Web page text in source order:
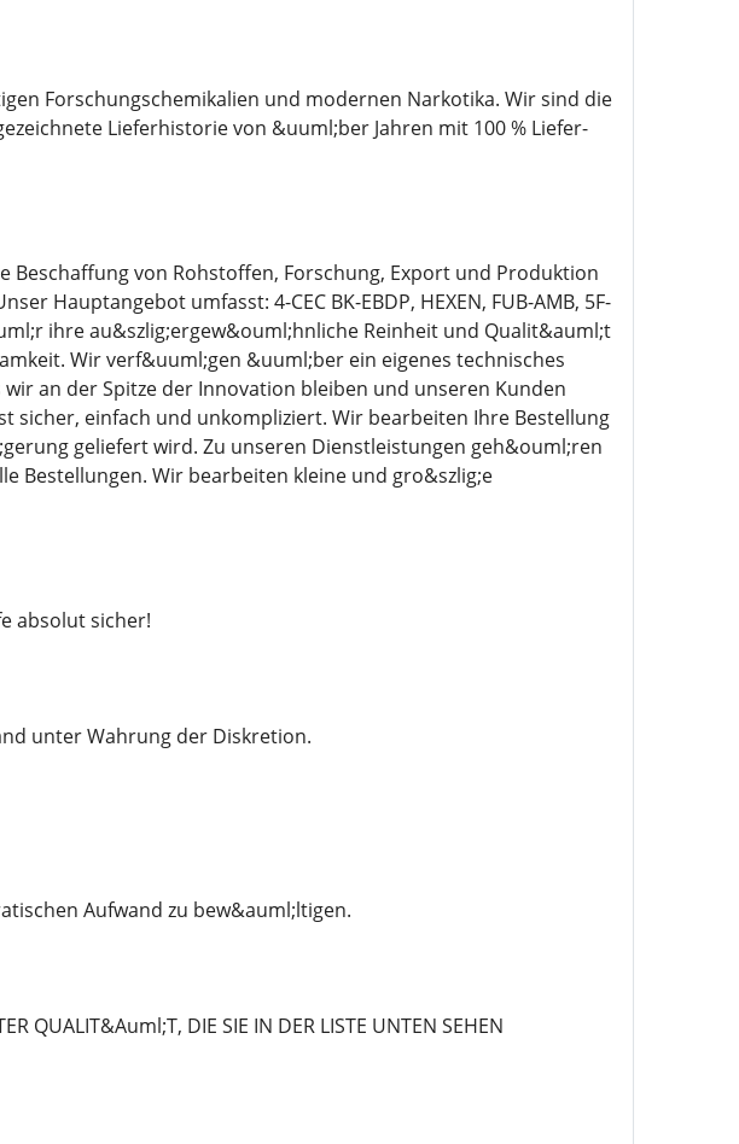
Forschungschemikalien und modernen Narkotika. Wir sind die
Lieferhistorie von &uuml;ber Jahren mit 100 % Liefer-
von Rohstoffen, Forschung, Export und Produktion
Hauptangebot umfasst: 4-CEC BK-EBDP, HEXEN, FUB-AMB, 5F-
ihre au&szlig;ergew&ouml;hnliche Reinheit und Qualit&auml;t
Wir verf&uuml;gen &uuml;ber ein eigenes technisches
an der Spitze der Innovation bleiben und unseren Kunden
sicher, einfach und unkompliziert. Wir bearbeiten Ihre Bestellung
geliefert wird. Zu unseren Dienstleistungen geh&ouml;ren
Bestellungen. Wir bearbeiten kleine und gro&szlig;e
absolut sicher!
unter Wahrung der Diskretion.
Aufwand zu bew&auml;ltigen.
QUALIT&Auml;T, DIE SIE IN DER LISTE UNTEN SEHEN